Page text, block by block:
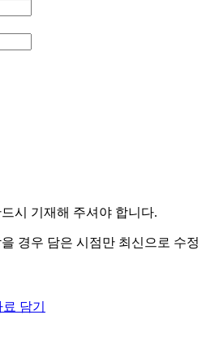
시 기재해 주셔야 합니다.
경우 담은 시점만 최신으로 수정
담기